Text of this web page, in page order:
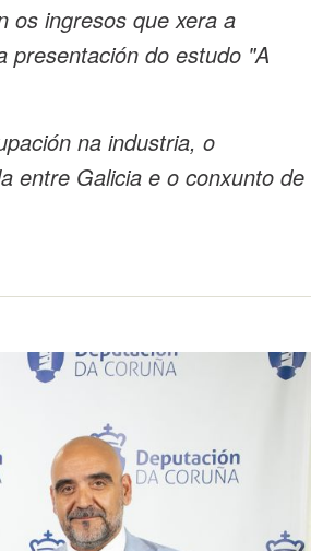
os ingresos que xera a
presentación do estudo "A
na industria, o
entre Galicia e o conxunto de